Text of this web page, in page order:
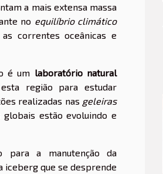
a mais extensa massa
no equilíbrio climático
correntes oceânicas e
é um laboratório natural
região para estudar
realizadas nas geleiras
estão evoluindo e
a manutenção da
iceberg que se desprende